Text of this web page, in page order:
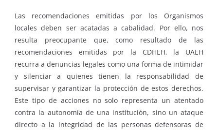
Las recomendaciones emitidas por los Organismos
locales deben ser acatadas a cabalidad. Por ello, nos
resulta preocupante que, como resultado de las
recomendaciones emitidas por la CDHEH, la UAEH
recurra a denuncias legales como una forma de intimidar
y silenciar a quienes tienen la responsabilidad de
supervisar y garantizar la protección de estos derechos.
Este tipo de acciones no solo representa un atentado
contra la autonomía de una institución, sino un ataque
directo a la integridad de las personas defensoras de